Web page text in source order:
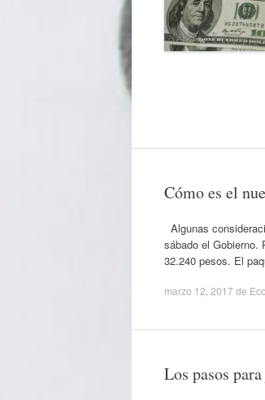
Cómo es el
Algunas
sábado el Gobierno.
32.240 pesos. El
marzo 12, 2017 de
Los pasos